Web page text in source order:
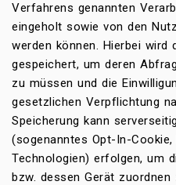
Verfahrens genannten
eingeholt sowie von den
werden können. Hierbei wird
gespeichert, um deren
zu müssen und die
gesetzlichen Verpflichtung
Speicherung kann
(sogenanntes Opt-In-
Technologien) erfolgen, um
bzw. dessen Gerät